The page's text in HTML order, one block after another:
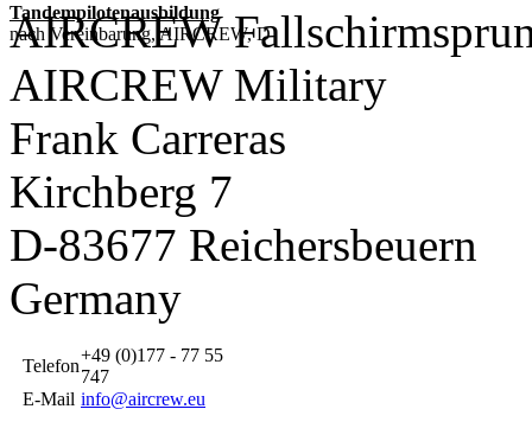
Tandempilotenausbildung
nach Vereinbarung, AIRCREW, D
AIRCREW
AIRCREW Military
Frank Carreras
Kirchberg 7
D-83677 Reichersbeuern
Germany
Telefon
+49 (0)177 - 77 55
747
E-Mail info@aircrew.eu